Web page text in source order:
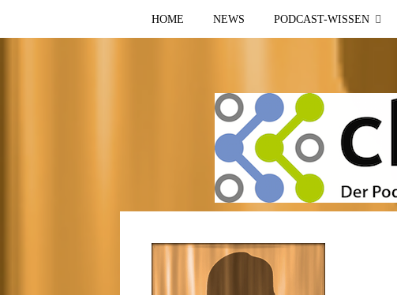
HOME NEWS PODCAST-WISSEN